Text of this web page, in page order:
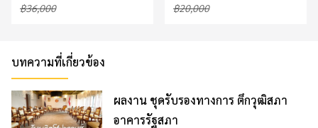
฿36,000 ฿20,000
บทความที่เกี่ยวข้อง
ผลงาน ชุดรับรองทางการ ตึกวุฒิสภา
อาคารรัฐสภา